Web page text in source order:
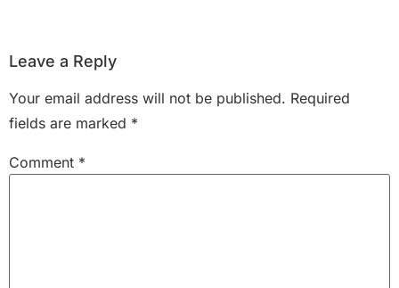
Leave a Reply
Your email address will not be published. Required
fields are marked *
Comment *